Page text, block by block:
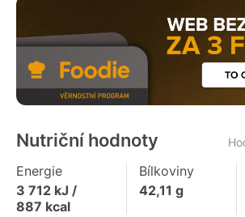
Nutriční hodnoty
Energie
3 712 kJ /
887 kcal
Bílkoviny
42,11 g